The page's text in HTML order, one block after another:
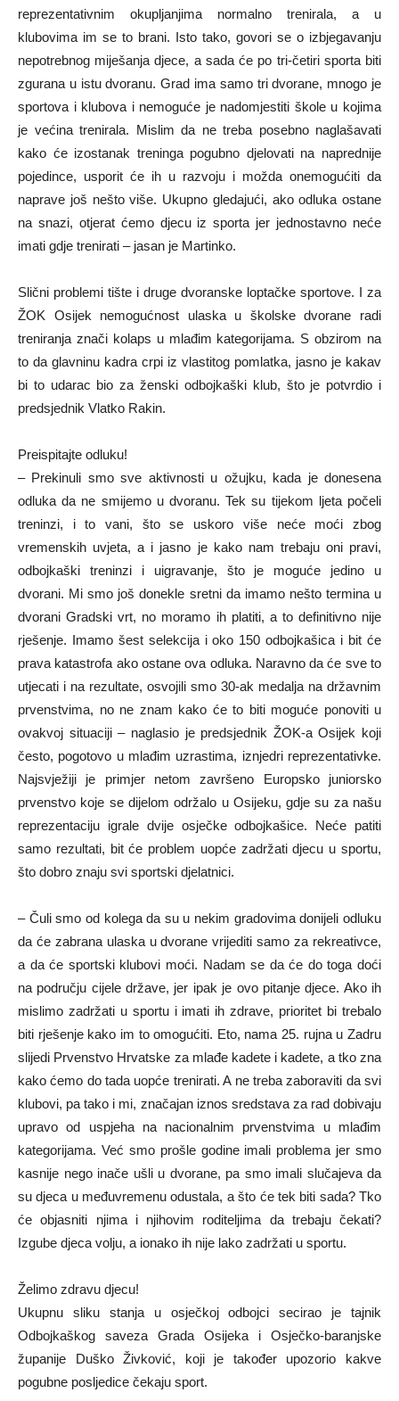
reprezentativnim okupljanjima normalno trenirala, a u
klubovima im se to brani. Isto tako, govori se o izbjegavanju
nepotrebnog miješanja djece, a sada će po tri-četiri sporta biti
zgurana u istu dvoranu. Grad ima samo tri dvorane, mnogo je
sportova i klubova i nemoguće je nadomjestiti škole u kojima
je većina trenirala. Mislim da ne treba posebno naglašavati
kako će izostanak treninga pogubno djelovati na naprednije
pojedince, usporit će ih u razvoju i možda onemogućiti da
naprave još nešto više. Ukupno gledajući, ako odluka ostane
na snazi, otjerat ćemo djecu iz sporta jer jednostavno neće
imati gdje trenirati – jasan je Martinko.
Slični problemi tište i druge dvoranske loptačke sportove. I za
ŽOK Osijek nemogućnost ulaska u školske dvorane radi
treniranja znači kolaps u mlađim kategorijama. S obzirom na
to da glavninu kadra crpi iz vlastitog pomlatka, jasno je kakav
bi to udarac bio za ženski odbojkaški klub, što je potvrdio i
predsjednik Vlatko Rakin.
Preispitajte odluku!
– Prekinuli smo sve aktivnosti u ožujku, kada je donesena
odluka da ne smijemo u dvoranu. Tek su tijekom ljeta počeli
treninzi, i to vani, što se uskoro više neće moći zbog
vremenskih uvjeta, a i jasno je kako nam trebaju oni pravi,
odbojkaški treninzi i uigravanje, što je moguće jedino u
dvorani. Mi smo još donekle sretni da imamo nešto termina u
dvorani Gradski vrt, no moramo ih platiti, a to definitivno nije
rješenje. Imamo šest selekcija i oko 150 odbojkašica i bit će
prava katastrofa ako ostane ova odluka. Naravno da će sve to
utjecati i na rezultate, osvojili smo 30-ak medalja na državnim
prvenstvima, no ne znam kako će to biti moguće ponoviti u
ovakvoj situaciji – naglasio je predsjednik ŽOK-a Osijek koji
često, pogotovo u mlađim uzrastima, iznjedri reprezentativke.
Najsvježiji je primjer netom završeno Europsko juniorsko
prvenstvo koje se dijelom održalo u Osijeku, gdje su za našu
reprezentaciju igrale dvije osječke odbojkašice. Neće patiti
samo rezultati, bit će problem uopće zadržati djecu u sportu,
što dobro znaju svi sportski djelatnici.
– Čuli smo od kolega da su u nekim gradovima donijeli odluku
da će zabrana ulaska u dvorane vrijediti samo za rekreativce,
a da će sportski klubovi moći. Nadam se da će do toga doći
na području cijele države, jer ipak je ovo pitanje djece. Ako ih
mislimo zadržati u sportu i imati ih zdrave, prioritet bi trebalo
biti rješenje kako im to omogućiti. Eto, nama 25. rujna u Zadru
slijedi Prvenstvo Hrvatske za mlađe kadete i kadete, a tko zna
kako ćemo do tada uopće trenirati. A ne treba zaboraviti da svi
klubovi, pa tako i mi, značajan iznos sredstava za rad dobivaju
upravo od uspjeha na nacionalnim prvenstvima u mlađim
kategorijama. Već smo prošle godine imali problema jer smo
kasnije nego inače ušli u dvorane, pa smo imali slučajeva da
su djeca u međuvremenu odustala, a što će tek biti sada? Tko
će objasniti njima i njihovim roditeljima da trebaju čekati?
Izgube djeca volju, a ionako ih nije lako zadržati u sportu.
Želimo zdravu djecu!
Ukupnu sliku stanja u osječkoj odbojci secirao je tajnik
Odbojkaškog saveza Grada Osijeka i Osječko-baranjske
županije Duško Živković, koji je također upozorio kakve
pogubne posljedice čekaju sport.